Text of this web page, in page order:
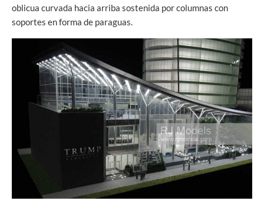
oblicua curvada hacia arriba sostenida por columnas con
soportes en forma de paraguas.